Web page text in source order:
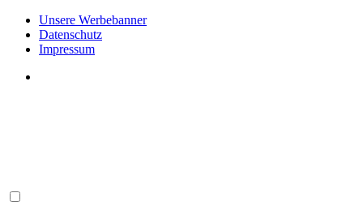
Unsere Werbebanner
Datenschutz
Impressum